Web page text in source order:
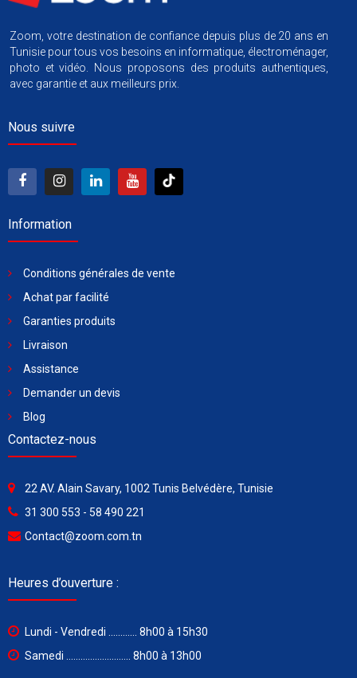
Zoom, votre destination de confiance depuis plus de 20 ans en
Tunisie pour tous vos besoins en informatique, électroménager,
photo et vidéo. Nous proposons des produits authentiques,
avec garantie et aux meilleurs prix.
Nous suivre
Information
Conditions générales de vente
Achat par facilité
Garanties produits
Livraison
Assistance
Demander un devis
Blog
Contactez-nous
22 AV. Alain Savary, 1002 Tunis Belvédère, Tunisie
31 300 553 - 58 490 221
Contact@zoom.com.tn
Heures d’ouverture :
Lundi - Vendredi ............ 8h00 à 15h30
Samedi ........................... 8h00 à 13h00